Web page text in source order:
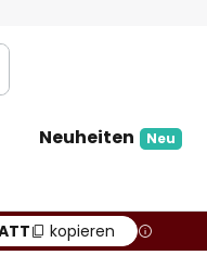
Neuheiten Neu
kopieren